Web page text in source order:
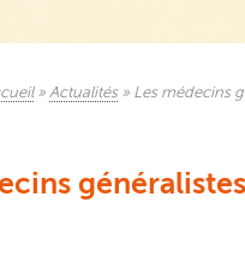
» Actualités » Les médecins